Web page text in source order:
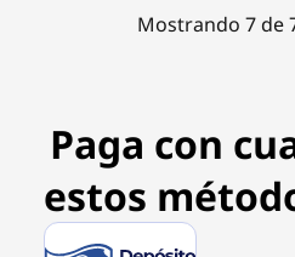
Mostrando 7 de
Paga con
estos